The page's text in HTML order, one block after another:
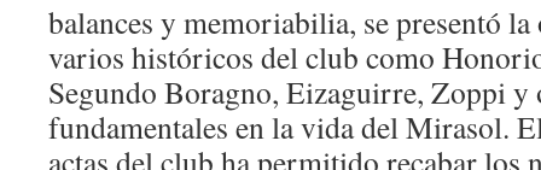
balances y memoriabilia, se presentó
varios históricos del club como
Segundo Boragno, Eizaguirre, Zoppi y
fundamentales en la vida del Mirasol.
actas del club ha permitido recabar los